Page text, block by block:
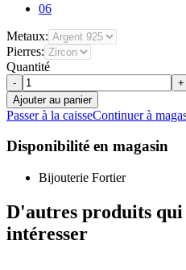
06
Metaux:
Pierres:
Quantité
-
+
Ajouter au panier
Passer à la caisseContinuer à
Disponibilité en magasin
Bijouterie Fortier
D'autres produits
intéresser